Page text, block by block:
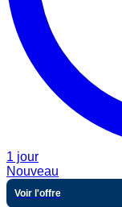
1 jour
Nouveau
Voir l'offre